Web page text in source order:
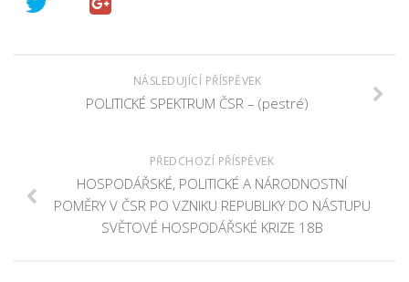
NÁSLEDUJÍCÍ PŘÍSPĚVEK
POLITICKÉ SPEKTRUM ČSR – (pestré)
PŘEDCHOZÍ PŘÍSPĚVEK
HOSPODÁŘSKÉ, POLITICKÉ A NÁRODNOSTNÍ
POMĚRY V ČSR PO VZNIKU REPUBLIKY DO NÁSTUPU
SVĚTOVÉ HOSPODÁŘSKÉ KRIZE 18B